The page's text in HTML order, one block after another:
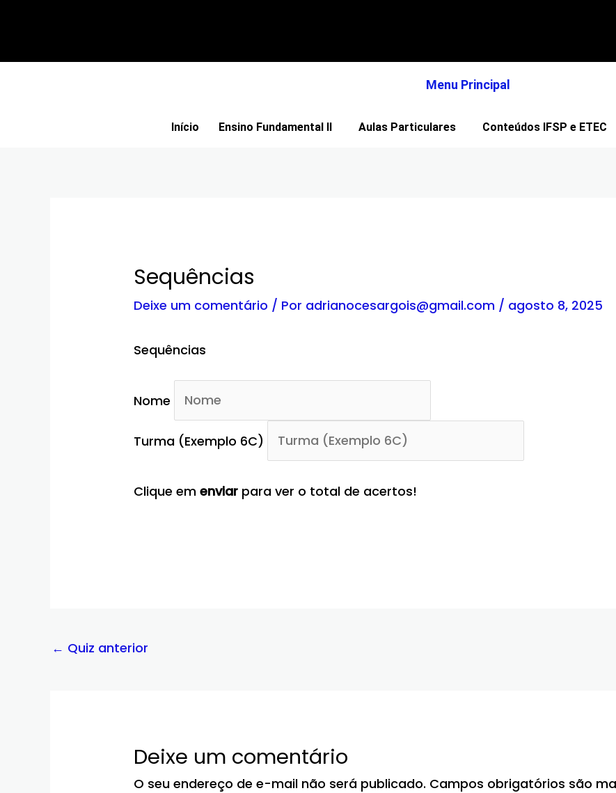
Menu Principal
Início Ensino Fundamental II Aulas Particulares Conteúdos IFSP e ETEC
Sequências
Deixe um comentário / Por adrianocesargois@gmail.com / agosto 8, 2025
Sequências
Nome
Turma (Exemplo 6C)
Clique emenviar para ver o total de acertos!
← Quiz anterior
Deixe um comentário
O seu endereço de e-mail não será publicado. Campos obrigatórios são